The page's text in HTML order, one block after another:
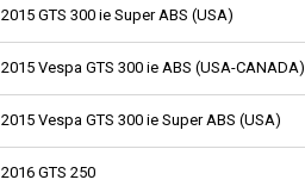
2015 GTS 300 ie Super ABS (USA)
2015 Vespa GTS 300 ie ABS (USA-CANADA)
2015 Vespa GTS 300 ie Super ABS (USA)
2016 GTS 250